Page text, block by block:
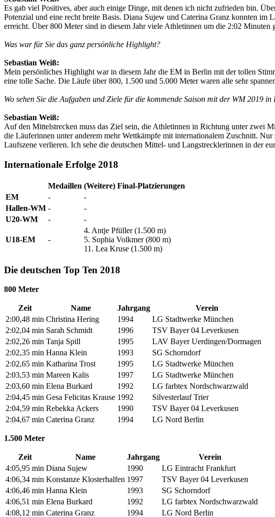
Es gab viel Positives, aber auch einige Dinge, mit denen ich nicht zufrieden bin.
Potenzial und eine recht breite Basis. Diana Sujew und Caterina Granz konnten im
erreicht. Über 800 Meter sind in diesem Jahr viele Athletinnen um die 2:02
Was war für Sie das ganz persönliche Highlight?
Sebastian Weiß:
Mein persönliches Highlight war in diesem Jahr die EM in Berlin mit der tollen
eine tolle Sache. Die Läufe über 800, 1.500 und 5.000 Meter waren alle sehr
Wo sehen Sie die Aufgaben und Ziele für die kommende Saison mit der WM 2019 in
Sebastian Weiß:
Auf den Mittelstrecken muss das Ziel sein, die Athletinnen in Richtung unter zwei
die Läuferinnen unter anderem mehr Wettkämpfe mit internationalem Zuschnitt.
Laufszene verlieren. Ich sehe die deutschen Mittel- und Langstrecklerinnen in der
Internationale Erfolge 2018
Medaillen (Weitere) Final-Platzierungen
EM
-
-
Hallen-WM -
-
U20-WM
- -
U18-EM -
4. Antje Pfüller (1.500 m)
5. Sophia Volkmer (800 m)
11. Lea Kruse (1.500 m)
Die deutschen Top Ten 2018
800 Meter
Zeit Name Jahrgang
Verein
2:00,48 min Christina Hering 1994
LG Stadtwerke München
2:02,04 min Sarah Schmidt 1996
TSV Bayer 04 Leverkusen
2:02,26 min Tanja Spill 1995
LAV Bayer Uerdingen/Dormagen
2:02,35 min Hanna Klein 1993
SG Schorndorf
2:02,65 min Katharina Trost 1995
LG Stadtwerke München
2:03,53 min Mareen Kalis 1997
LG Stadtwerke München
2:03,60 min Elena Burkard 1992
LG farbtex Nordschwarzwald
2:04,45 min Gesa Felicitas Krause 1992
Silvesterlauf Trier
2:04,59 min Rebekka Ackers 1990
TSV Bayer 04 Leverkusen
2:04,67 min Caterina Granz 1994 LG Nord Berlin
1.500 Meter
Zeit Name Jahrgang
Verein
4:05,95 min Diana Sujew 1990
LG Eintracht Frankfurt
4:06,34 min Konstanze Klosterhalfen 1997
TSV Bayer 04 Leverkusen
4:06,46 min Hanna Klein 1993
SG Schorndorf
4:06,51 min Elena Burkard 1992
LG farbtex Nordschwarzwald
4:08,12 min Caterina Granz 1994
LG Nord Berlin